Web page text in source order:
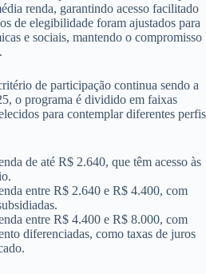
renda, garantindo acesso facilitado
de elegibilidade foram ajustados para
e sociais, mantendo o compromisso
de participação continua sendo a
o programa é dividido em faixas
para contemplar diferentes perfis
de até R$ 2.640, que têm acesso às
entre R$ 2.640 e R$ 4.400, com
entre R$ 4.400 e R$ 8.000, com
diferenciadas, como taxas de juros